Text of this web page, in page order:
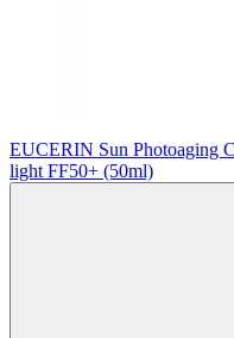
EUCERIN Sun Photoaging
light FF50+ (50ml)